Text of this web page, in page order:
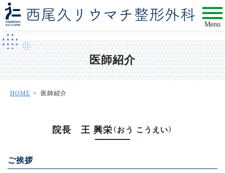
Menu
医師紹介
HOME 医師紹介
院長 王 興栄 （おう こうえい）
ご挨拶